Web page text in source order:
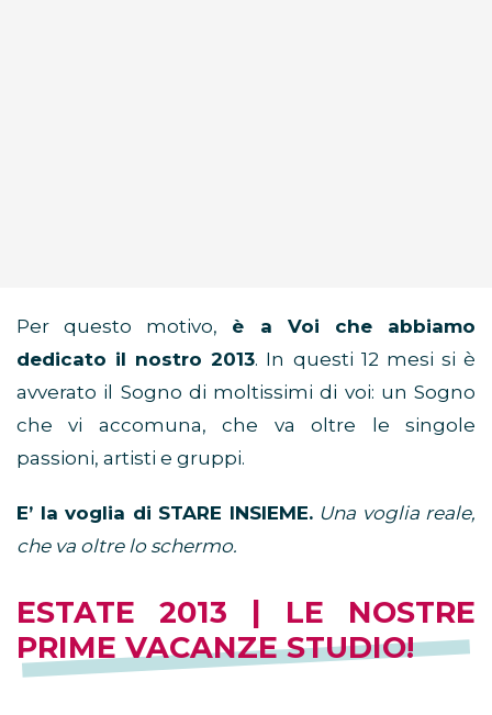
Per questo motivo, è a Voi che abbiamo
dedicato il nostro 2013. In questi 12 mesi si è
avverato il Sogno di moltissimi di voi: un Sogno
che vi accomuna, che va oltre le singole
passioni, artisti e gruppi.
E’ la voglia di STARE INSIEME. Una voglia reale,
che va oltre lo schermo.
ESTATE 2013 | LE NOSTRE
PRIME VACANZE STUDIO!